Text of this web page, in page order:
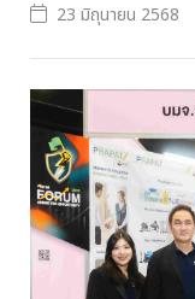
23 มิถุนายน 2568